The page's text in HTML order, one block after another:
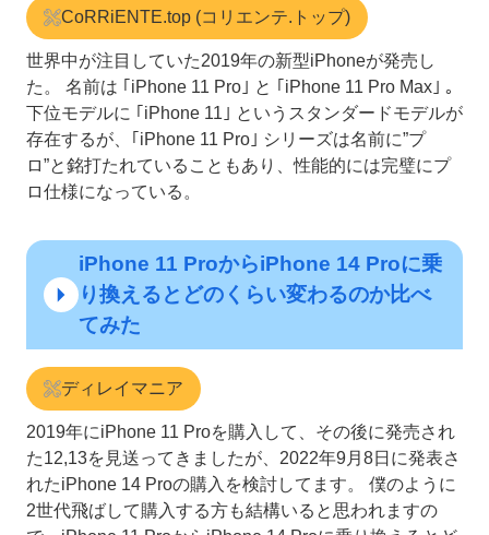
CoRRiENTE.top (コリエンテ.トップ)
世界中が注目していた2019年の新型iPhoneが発売し
た。 名前は ｢iPhone 11 Pro｣ と ｢iPhone 11 Pro Max｣ 。
下位モデルに ｢iPhone 11｣ というスタンダードモデルが
存在するが、｢iPhone 11 Pro｣ シリーズは名前に”プ
ロ”と銘打たれていることもあり、性能的には完璧にプ
ロ仕様になっている。
iPhone 11 ProからiPhone 14 Proに乗
り換えるとどのくらい変わるのか比べ
てみた
ディレイマニア
2019年にiPhone 11 Proを購入して、その後に発売され
た12,13を見送ってきましたが、2022年9月8日に発表さ
れたiPhone 14 Proの購入を検討してます。 僕のように
2世代飛ばして購入する方も結構いると思われますの